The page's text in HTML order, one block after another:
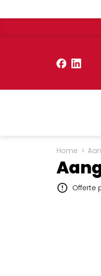
Home >
Offerte